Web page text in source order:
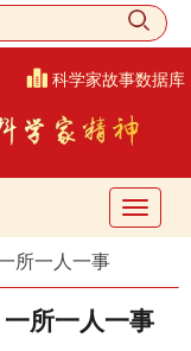
科学家故事数据库
所一人一事
所一人一事